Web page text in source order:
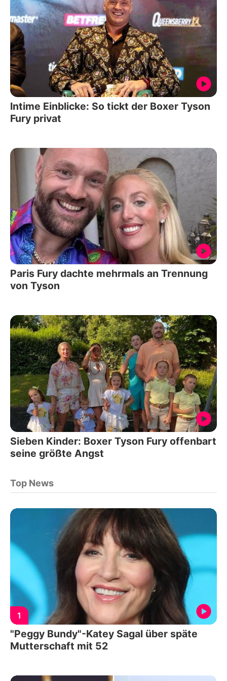
Intime Einblicke: So tickt der Boxer Tyson
Fury privat
Paris Fury dachte mehrmals an Trennung
von Tyson
Sieben Kinder: Boxer Tyson Fury offenbart
seine größte Angst
Top News
1
"Peggy Bundy"-Katey Sagal über späte
Mutterschaft mit 52